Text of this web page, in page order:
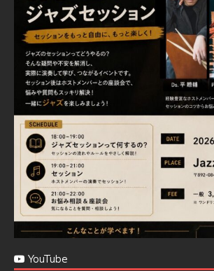
忘年会＆新年会 ご予約承り中❣❣
☆窓辺から天文館ミリオネーション
☆JAZZの生演奏を聴きながら♪
☆地産地消に拘ったフードメニュー
プラン内容はご予算とご要望に応じて
で、お気軽にお問い合せください
https://jazzspotlileth.com/
6
Load More
YouTube